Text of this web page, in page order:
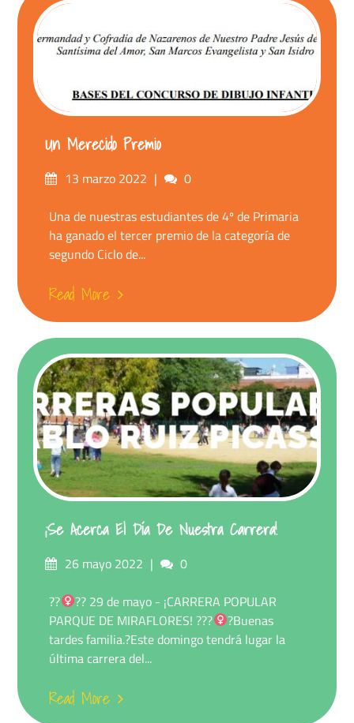
Un Merecido Premio
13 marzo 2022
0
Una de nuestras estudiantes de 4º de Primaria
ha ganado el tercer premio de la categoría de
segundo Ciclo de...
Read More
¡Se Acerca El Día De Nuestra Carrera!
26 mayo 2022
0
??‍
?? 29 de mayo - ¡CARRERA POPULAR
PARQUE DE MIRAFLORES! ???‍
?Buenas
tardes familia.?Este domingo tendrá lugar la
última carrera del...
Read More